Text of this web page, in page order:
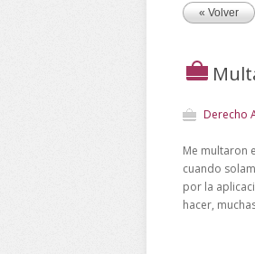
« Volver
Derecho
Me multaron
cuando
por la
hacer,